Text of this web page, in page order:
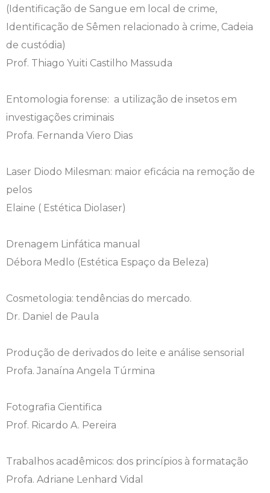
(Identificação de Sangue em local de crime,
Identificação de Sêmen relacionado à crime, Cadeia
de custódia)
Prof. Thiago Yuiti Castilho Massuda
Entomologia forense: a utilização de insetos em
investigações criminais
Profa. Fernanda Viero Dias
Laser Diodo Milesman: maior eficácia na remoção de
pelos
Elaine ( Estética Diolaser)
Drenagem Linfática manual
Débora Medlo (Estética Espaço da Beleza)
Cosmetologia: tendências do mercado.
Dr. Daniel de Paula
Produção de derivados do leite e análise sensorial
Profa. Janaína Angela Túrmina
Fotografia Cientifica
Prof. Ricardo A. Pereira
Trabalhos acadêmicos: dos princípios à formatação
Profa. Adriane Lenhard Vidal